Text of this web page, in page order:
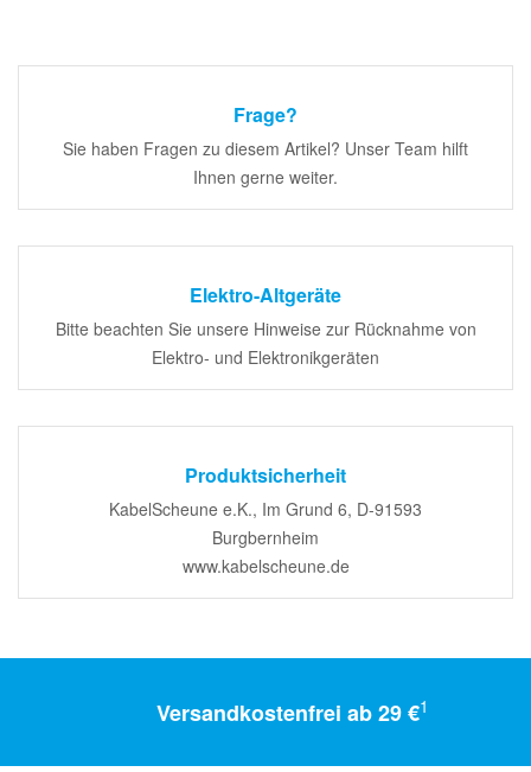
Frage?
Sie haben Fragen zu diesem Artikel? Unser Team hilft
Ihnen gerne weiter.
Elektro-Altgeräte
Bitte beachten Sie unsere Hinweise zur Rücknahme von
Elektro- und Elektronikgeräten
Produktsicherheit
KabelScheune e.K., Im Grund 6, D-91593
Burgbernheim
www.kabelscheune.de
Versandkostenfrei ab 29 €1